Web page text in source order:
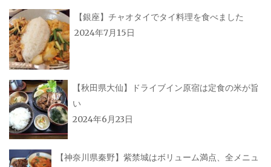
【銀座】チャオタイでタイ料理を食べました
2024年7月15日
【秋田県大仙】ドライブイン原宿は定食の米が旨
い
2024年6月23日
【神奈川県秦野】紫禁城はボリューム満点、全メニュ